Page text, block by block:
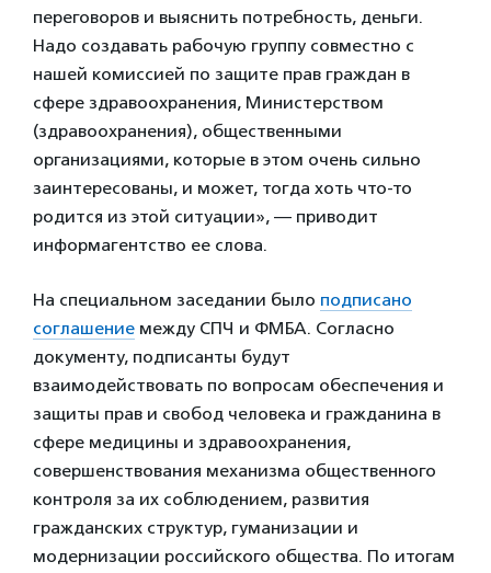
переговоров и выяснить потребность, деньги.
Надо создавать рабочую группу совместно с
нашей комиссией по защите прав граждан в
сфере здравоохранения, Министерством
(здравоохранения), общественными
организациями, которые в этом очень сильно
заинтересованы, и может, тогда хоть что-то
родится из этой ситуации», — приводит
информагентство ее слова.
На специальном заседании было подписано
соглашение между СПЧ и ФМБА. Согласно
документу, подписанты будут
взаимодействовать по вопросам обеспечения и
защиты прав и свобод человека и гражданина в
сфере медицины и здравоохранения,
совершенствования механизма общественного
контроля за их соблюдением, развития
гражданских структур, гуманизации и
модернизации российского общества. По итогам